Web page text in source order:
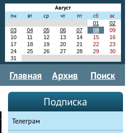
Август
пн
вт ср чт пт сб
вс
01
02
03
04 05 06 07 08
09
10
11 12 13 14 15
16
17
18 19 20 21 22
23
24
25 26 27 28 29
30
31
Главная Архив Поиск
Подписка
Телеграм